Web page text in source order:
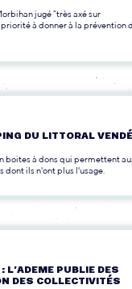
jugé "très axé sur
à donner à la prévention
DU LITTORAL
boites à dons qui permettent
dont ils n'ont plus l'usage.
L’ADEME PUBLIE DES
DES COLLECTIVITÉS